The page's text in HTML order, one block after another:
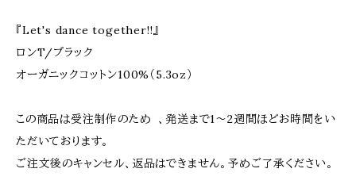
『Let's dance together!!』
ロンT/ブラック
オーガニックコットン100%（5.3oz）
この商品は受注制作のため 、発送まで1〜2週間ほどお時間をい
ただいております。
ご注文後のキャンセル、返品はできません。予めご了承ください。